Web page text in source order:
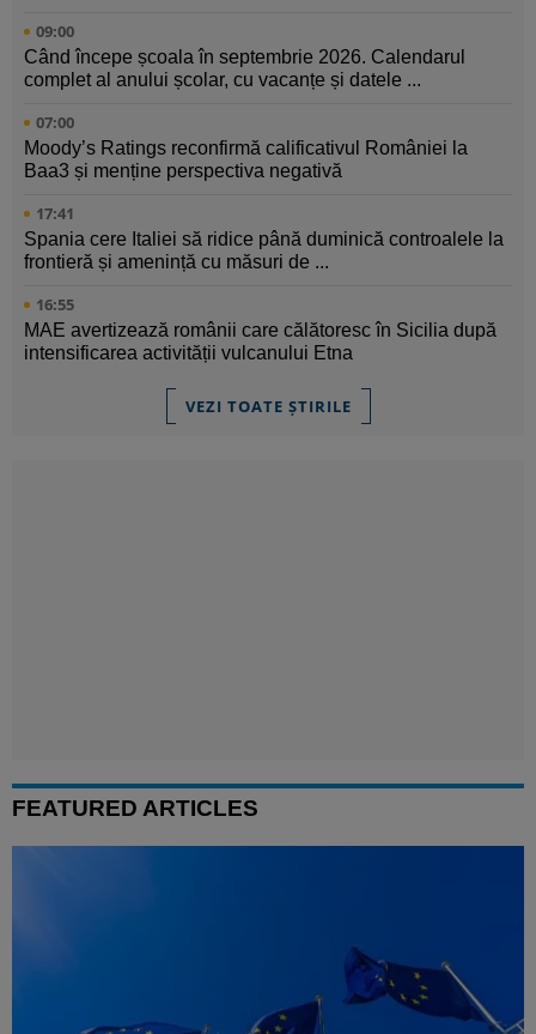
09:00
Când începe școala în septembrie 2026. Calendarul
complet al anului școlar, cu vacanțe și datele ...
07:00
Moody’s Ratings reconfirmă calificativul României la
Baa3 și menține perspectiva negativă
17:41
Spania cere Italiei să ridice până duminică controalele la
frontieră și amenință cu măsuri de ...
16:55
MAE avertizează românii care călătoresc în Sicilia după
intensificarea activității vulcanului Etna
VEZI TOATE ȘTIRILE
FEATURED ARTICLES